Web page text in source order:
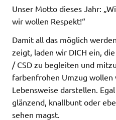
Unser Motto dieses Jahr:
wir wollen Respekt!“
Damit all das möglich
zeigt, laden wir DICH ein,
/ CSD zu begleiten und
farbenfrohen Umzug
Lebensweise darstellen.
glänzend, knallbunt oder
sehen magst.